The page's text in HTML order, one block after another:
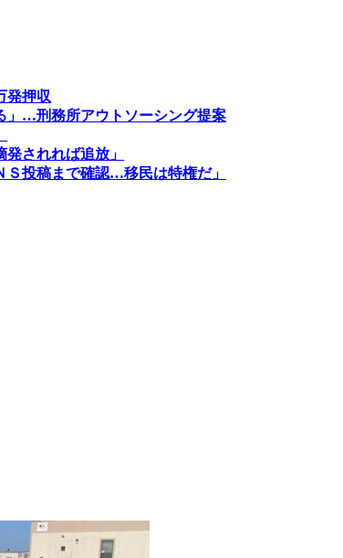
発押収
」…刑務所アウトソーシング提案
されれば追放」
投稿まで確認…移民は特権だ」